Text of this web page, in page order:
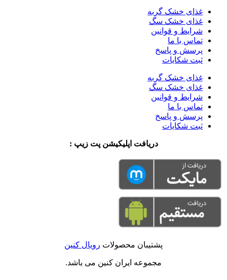
غذای خشک گربه
غذای خشک سگ
شرایط و قوانین
تماس با ما
پرسش و پاسخ
ثبت شکایات
غذای خشک گربه
غذای خشک سگ
شرایط و قوانین
تماس با ما
پرسش و پاسخ
ثبت شکایات
دریافت اپلیکیشن پت زیپ :
پشتیبان محصولات رویال کنین
مجموعه ایران کنین می باشد.